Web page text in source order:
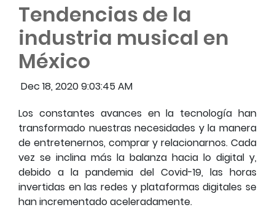
Tendencias de la
industria musical en
México
Dec 18, 2020 9:03:45 AM
Los constantes avances en la tecnología han
transformado nuestras necesidades y la manera
de entretenernos, comprar y relacionarnos. Cada
vez se inclina más la balanza hacia lo digital y,
debido a la pandemia del Covid-19, las horas
invertidas en las redes y plataformas digitales se
han incrementado aceleradamente.